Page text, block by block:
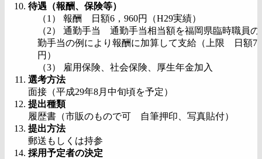
待遇（報酬、保険等）
（1） 報酬 日額6，960円（H29実績）
（2） 通勤手当 通勤手当相当額を福岡県臨時職員の
勤手当の例により報酬に加算して支給（上限 日額
円）
（3） 雇用保険、社会保険、厚生年金加入
選考方法
面接（平成29年8月中旬頃を予定）
提出種類
履歴書（市販のもので可 自筆押印、写真貼付）
提出方法
郵送もしくは持参
採用予定者の決定